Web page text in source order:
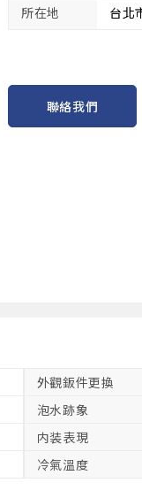
所在地
台北
聯絡我們
外觀鈑件更換
泡水跡象
内装表現
冷氣溫度